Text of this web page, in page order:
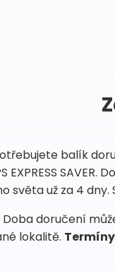
balík
EXPRESS
světa už za 4
Doba doručení
lokalitě.